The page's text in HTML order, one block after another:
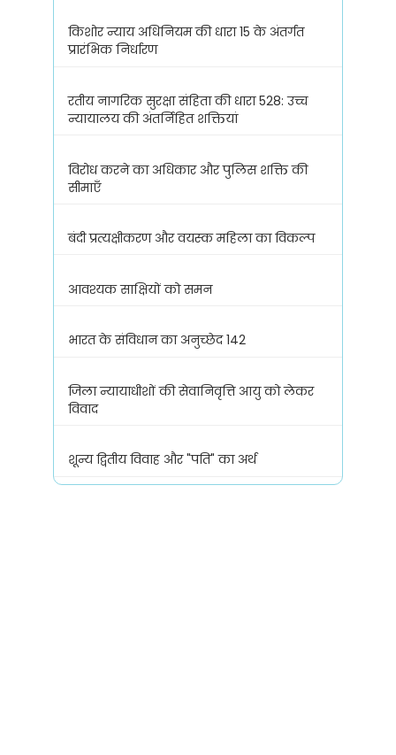
किशोर न्याय अधिनियम की धारा 15 के अंतर्गत
प्रारंभिक निर्धारण
रतीय नागरिक सुरक्षा संहिता की धारा 528: उच्च
न्यायालय की अंतर्निहित शक्तियां
विरोध करने का अधिकार और पुलिस शक्ति की
सीमाएँ
बंदी प्रत्यक्षीकरण और वयस्क महिला का विकल्प
आवश्यक साक्षियों को समन
भारत के संविधान का अनुच्छेद 142
जिला न्यायाधीशों की सेवानिवृत्ति आयु को लेकर
विवाद
शून्य द्वितीय विवाह और "पति" का अर्थ